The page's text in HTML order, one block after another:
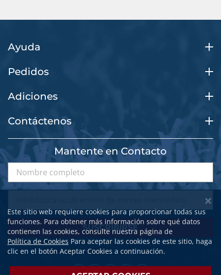
Ayuda
Pedidos
Adiciones
Contáctenos
Mantente en Contacto
SUSCRIBIRSE
Este sitio web requiere cookies para proporcionar todas sus
funciones. Para obtener más información sobre qué datos
contienen las cookies, consulte nuestra página de
Política de Cookies Para aceptar las cookies de este sitio, haga
clic en el botón Aceptar Cookies a continuación.